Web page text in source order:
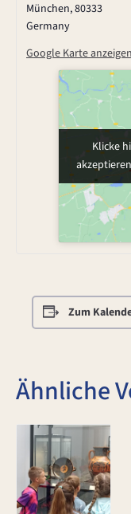
München,80333
Germany
Google Karte
Klicke
Zum
Ähnliche